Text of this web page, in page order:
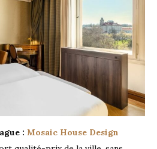
: Mosaic House Design